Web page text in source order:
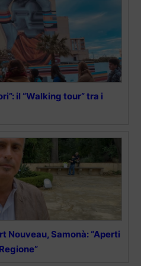
il “Walking tour” tra i
Nouveau, Samonà: “Aperti